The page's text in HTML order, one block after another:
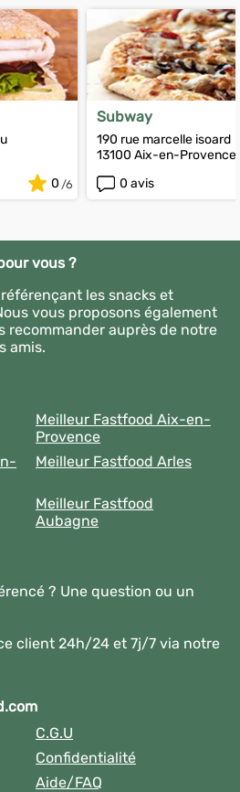
0
Subway
190 rue marcelle isoard
13100 Aix-en-Provence
0 avis
vous ?
les snacks et
vous proposons également
recommander auprès de notre
amis.
Meilleur Fastfood Aix-en-
Provence
Meilleur Fastfood Arles
Meilleur Fastfood
Aubagne
? Une question ou un
client 24h/24 et 7j/7 via notre
C.G.U
Confidentialité
Aide/FAQ